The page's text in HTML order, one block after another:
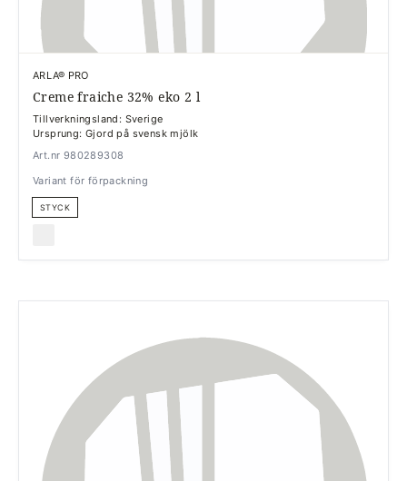
ARLA® PRO
Creme fraiche 32% eko 2 l
Tillverkningsland: Sverige
Ursprung: Gjord på svensk mjölk
Art.nr 980289308
Variant för förpackning
STYCK